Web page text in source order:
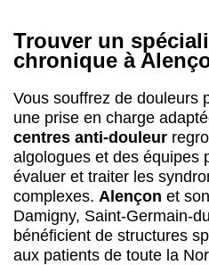
Trouver un
chronique à
Vous souffrez de douleurs
une prise en charge
centres anti-douleur
algologues et des équipes
évaluer et traiter les
complexes. Alençon et
Damigny, Saint-Germain-
bénéficient de structures
aux patients de toute la